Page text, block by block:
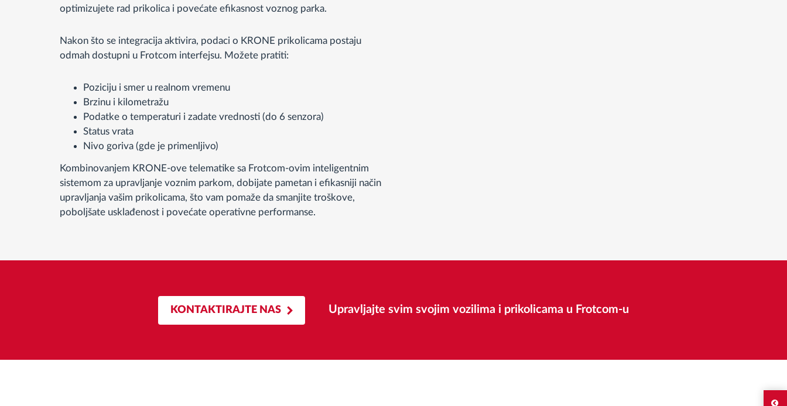
optimizujete rad prikolica i povećate efikasnost voznog parka.
Nakon što se integracija aktivira, podaci o KRONE prikolicama postaju
odmah dostupni u Frotcom interfejsu. Možete pratiti:
Poziciju i smer u realnom vremenu
Brzinu i kilometražu
Podatke o temperaturi i zadate vrednosti (do 6 senzora)
Status vrata
Nivo goriva (gde je primenljivo)
Kombinovanjem KRONE-ove telematike sa Frotcom-ovim inteligentnim
sistemom za upravljanje voznim parkom, dobijate pametan i efikasniji način
upravljanja vašim prikolicama, što vam pomaže da smanjite troškove,
poboljšate usklađenost i povećate operativne performanse.
KONTAKTIRAJTE NAS Upravljajte svim svojim vozilima i prikolicama u Frotcom-u